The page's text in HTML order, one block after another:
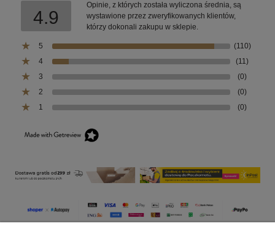
4.9
Opinie, z których została wyliczona średnia, są
wystawione przez zweryfikowanych klientów,
którzy dokonali zakupu w sklepie.
5
(110)
4
(11)
3
(0)
2
(0)
1
(0)